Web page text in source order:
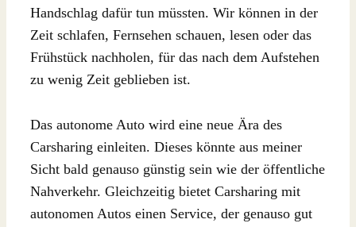
Handschlag dafür tun müssten. Wir können in der
Zeit schlafen, Fernsehen schauen, lesen oder das
Frühstück nachholen, für das nach dem Aufstehen
zu wenig Zeit geblieben ist.
Das autonome Auto wird eine neue Ära des
Carsharing einleiten. Dieses könnte aus meiner
Sicht bald genauso günstig sein wie der öffentliche
Nahverkehr. Gleichzeitig bietet Carsharing mit
autonomen Autos einen Service, der genauso gut